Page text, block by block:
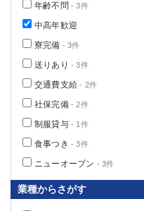
年齢不問 - 3件
中高年歓迎
寮完備 - 3件
送りあり - 3件
交通費支給 - 2件
社保完備- 2件
制服貸与- 1件
食事つき - 3件
ニューオープン - 3件
業種からさがす